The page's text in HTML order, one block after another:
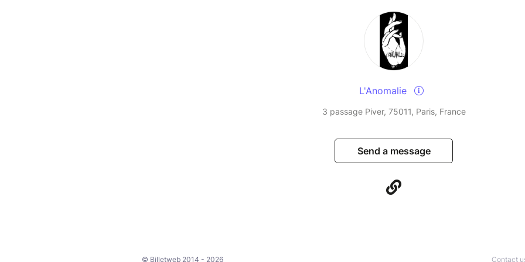
L'Anomalie
3 passage Piver, 75011, Paris, France
Send a message
© Billetweb 2014 - 2026 Contact